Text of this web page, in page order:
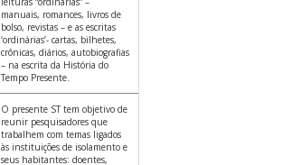
manuais, romances, livros de
bolso, revistas – e as escritas
‘ordinárias’- cartas, bilhetes,
crônicas, diários, autobiografias
– na escrita da História do
Tempo Presente.
O presente ST tem objetivo de
reunir pesquisadores que
trabalhem com temas ligados
às instituições de isolamento e
seus habitantes: doentes,